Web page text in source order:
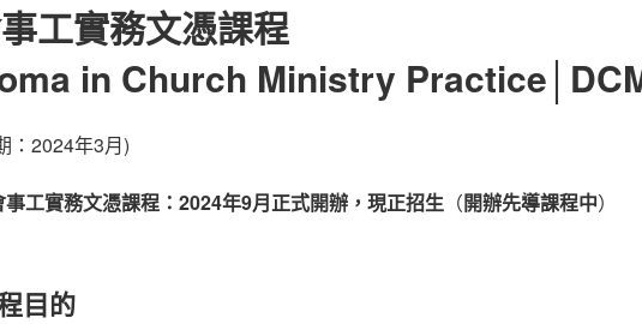
工實務文憑課程
in Church Ministry
：2024年3月)
工實務文憑課程：2024年9月正式開辦，現正招生 （開辦先導課程中）
目的